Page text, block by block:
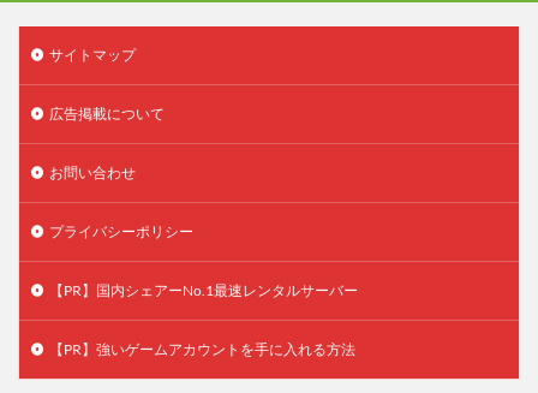
サイトマップ
広告掲載について
お問い合わせ
プライバシーポリシー
【PR】国内シェアーNo.1最速レンタルサーバー
【PR】強いゲームアカウントを手に入れる方法